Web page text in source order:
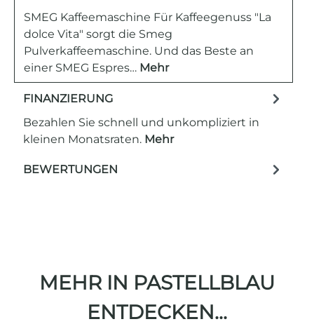
SMEG Kaffeemaschine Für Kaffeegenuss "La
dolce Vita" sorgt die Smeg
Pulverkaffeemaschine. Und das Beste an
einer SMEG Espres… Mehr
FINANZIERUNG
Bezahlen Sie schnell und unkompliziert in
kleinen Monatsraten. Mehr
BEWERTUNGEN
MEHR IN PASTELLBLAU
ENTDECKEN...